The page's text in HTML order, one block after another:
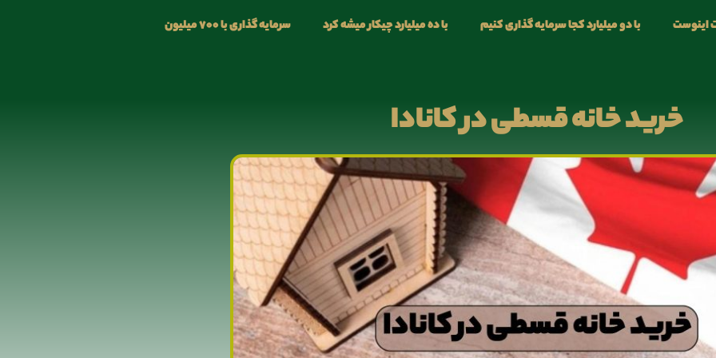
اینوست با دو میلیارد کجا سرمایه گذاری کنیم با ده میلیارد چیکار میشه کرد سرمایه گذاری با ۷۰۰ میلیون
خرید خانه قسطی در کانادا